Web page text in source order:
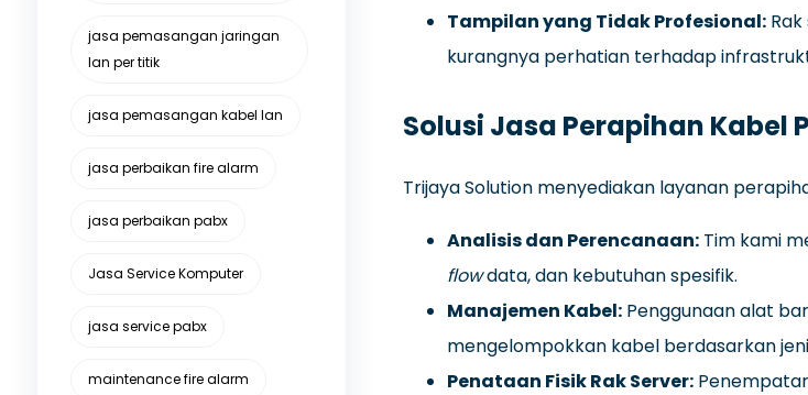
Tampilan yang Tidak Profesional:Rak
kurangnya perhatian terhadap
Solusi Jasa Perapihan Kabel
Trijaya Solution menyediakan layanan
Analisis dan Perencanaan:Tim kami
flowdata, dan kebutuhan spesifik.
Manajemen Kabel:Penggunaan alat
mengelompokkan kabel berdasarkan
Penataan Fisik Rak Server:
jasa pemasangan jaringan
lan per titik
jasa pemasangan kabel lan
jasa perbaikan fire alarm
jasa perbaikan pabx
Jasa Service Komputer
jasa service pabx
maintenance fire alarm